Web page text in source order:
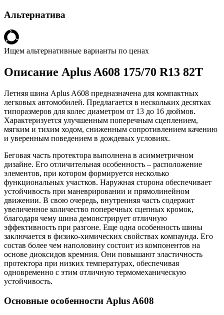
Альтернатива
Ищем альтернативные варианты по ценах
Описание Aplus A608 175/70 R13 82T
Летняя шина Aplus A608 предназначена для компактных
легковых автомобилей. Предлагается в нескольких десятках
типоразмеров для колес диаметром от 13 до 16 дюймов.
Характеризуется улучшенным поперечным сцеплением,
мягким и тихим ходом, сниженным сопротивлением качению
и уверенным поведением в дождевых условиях.
Беговая часть протектора выполнена в асимметричном
дизайне. Его отличительная особенность – расположение
элементов, при котором формируется несколько
функциональных участков. Наружная сторона обеспечивает
устойчивость при маневрировании и прямолинейном
движении. В свою очередь, внутренняя часть содержит
увеличенное количество поперечных сцепных кромок,
благодаря чему шина демонстрирует отличную
эффективность при разгоне. Еще одна особенность шины
заключается в физико-химических свойствах компаунда. Его
состав более чем наполовину состоит из компонентов на
основе диоксидов кремния. Они повышают эластичность
протектора при низких температурах, обеспечивая
одновременно с этим отличную термомеханическую
устойчивость.
Основные особенности Aplus A608